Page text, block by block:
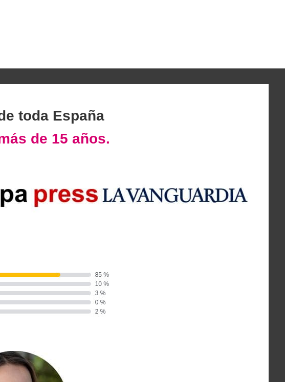
toda España
de 15 años.